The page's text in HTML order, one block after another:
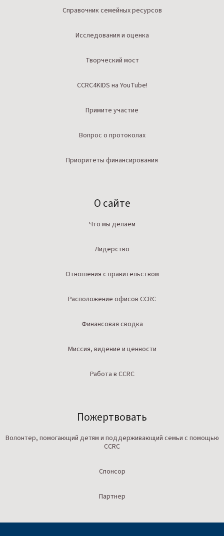
Справочник семейных ресурсов
Исследования и оценка
Творческий мост
CCRC4KIDS на YouTube!
Примите участие
Вопрос о протоколах
Приоритеты финансирования
О сайте
Что мы делаем
Лидерство
Отношения с правительством
Расположение офисов CCRC
Финансовая сводка
Миссия, видение и ценности
Работа в CCRC
Пожертвовать
Волонтер, помогающий детям и поддерживающий семьи с помощью
CCRC
Спонсор
Партнер